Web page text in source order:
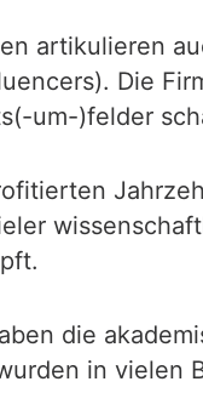
artikulieren
Die
um-)felder
die
in vielen